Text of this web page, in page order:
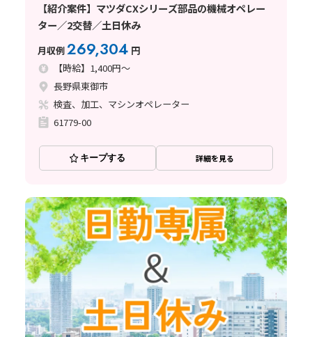
【紹介案件】マツダCXシリーズ部品の機械オペレー
ター／2交替／土日休み
月収例269,304 円
【時給】1,400円～
長野県東御市
検査、加工、マシンオペレーター
61779-00
キープする 詳細を見る